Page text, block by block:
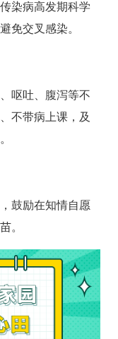
染病高发期科学
免交叉感染。
呕吐、腹泻等不
不带病上课，及
鼓励在知情自愿
。